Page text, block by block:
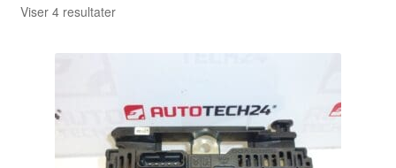
Viser 4 resultaterSorteret